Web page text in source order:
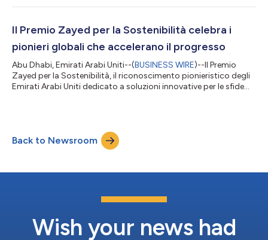
avanti la visione e l'eredità del padre fondatore degli Emirati
coloro che promuovono un mondo più inclusivo e sostenibile....
Il Premio Zayed per la Sostenibilità celebra i
pionieri globali che accelerano il progresso
Abu Dhabi, Emirati Arabi Uniti--(BUSINESS WIRE)--Il Premio
Zayed per la Sostenibilità, il riconoscimento pionieristico degli
Emirati Arabi Uniti dedicato a soluzioni innovative per le sfide
corso di una cerimonia tenutasi durante l’Abu Dhabi
Sustainability Week (ADSW) e alla presenza di Capi di Stato,
Back to Newsroom
Wish your news had